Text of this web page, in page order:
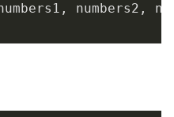
numbers2,